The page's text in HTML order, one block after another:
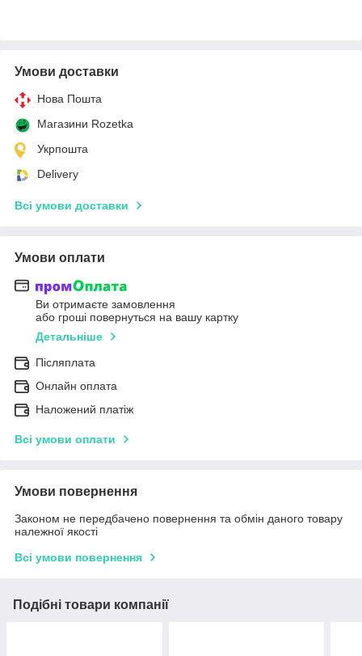
Умови доставки
Нова Пошта
Магазини Rozetka
Укрпошта
Delivery
Всі умови доставки
Умови оплати
Ви отримаєте замовлення
або гроші повернуться на вашу картку
Детальніше
Післяплата
Онлайн оплата
Наложений платіж
Всі умови оплати
Умови повернення
Законом не передбачено повернення та обмін даного товару
належної якості
Всі умови повернення
Подібні товари компанії